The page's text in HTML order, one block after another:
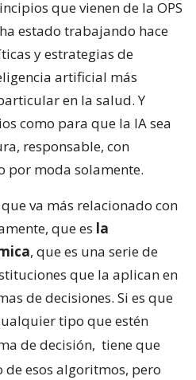
que vienen de la OPS
estado trabajando hace
y estrategias de
artificial más
en la salud. Y
como para que la IA sea
responsable, con
por moda solamente.
va más relacionado con
que es la
, que es una serie de
que la aplican en
de decisiones. Si es que
tipo que estén
de decisión, tiene que
esos algoritmos, pero